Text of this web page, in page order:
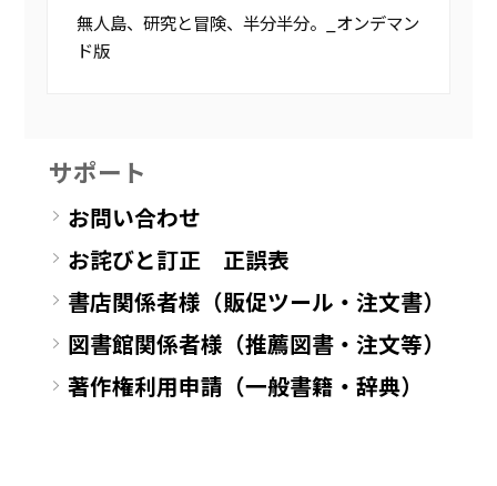
無人島、研究と冒険、半分半分。_オンデマン
ド版
サポート
お問い合わせ
お詫びと訂正 正誤表
書店関係者様（販促ツール・注文書）
図書館関係者様（推薦図書・注文等）
著作権利用申請（一般書籍・辞典）